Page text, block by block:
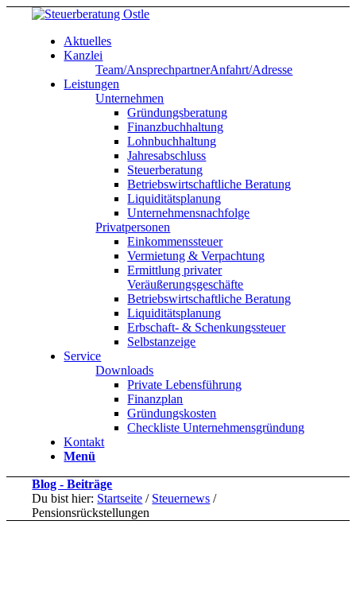
Aktuelles
Kanzlei
Team/AnsprechpartnerAnfahrt/Adresse
Leistungen
Unternehmen
Gründungsberatung
Finanzbuchhaltung
Lohnbuchhaltung
Jahresabschluss
Steuerberatung
Betriebswirtschaftliche Beratung
Liquiditätsplanung
Unternehmensnachfolge
Privatpersonen
Einkommenssteuer
Vermietung & Verpachtung
Ermittlung privater
Veräußerungsgeschäfte
Betriebswirtschaftliche Beratung
Liquiditätsplanung
Erbschaft- & Schenkungssteuer
Selbstanzeige
Service
Downloads
Private Lebensführung
Finanzplan
Gründungskosten
Checkliste Unternehmensgründung
Kontakt
Menü
Blog - Beiträge
Du bist hier: Startseite / Steuernews /
Pensionsrückstellungen